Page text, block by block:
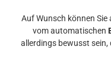
Auf Wunsch können Sie
vom automatischen
allerdings bewusst sein,